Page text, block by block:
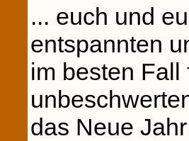
... euch und
entspannten
im besten
das Neue